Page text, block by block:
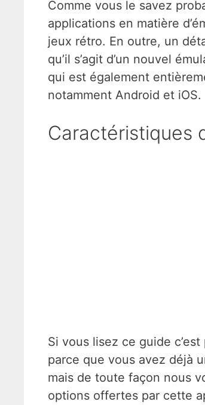
Comme vous le savez
applications en matière
jeux rétro. En outre, un
qu’il s’agit d’un nouvel
qui est également
notamment Android et iOS.
Caractéristiques
Si vous lisez ce guide
parce que vous avez déjà
mais de toute façon nous
options offertes par cette